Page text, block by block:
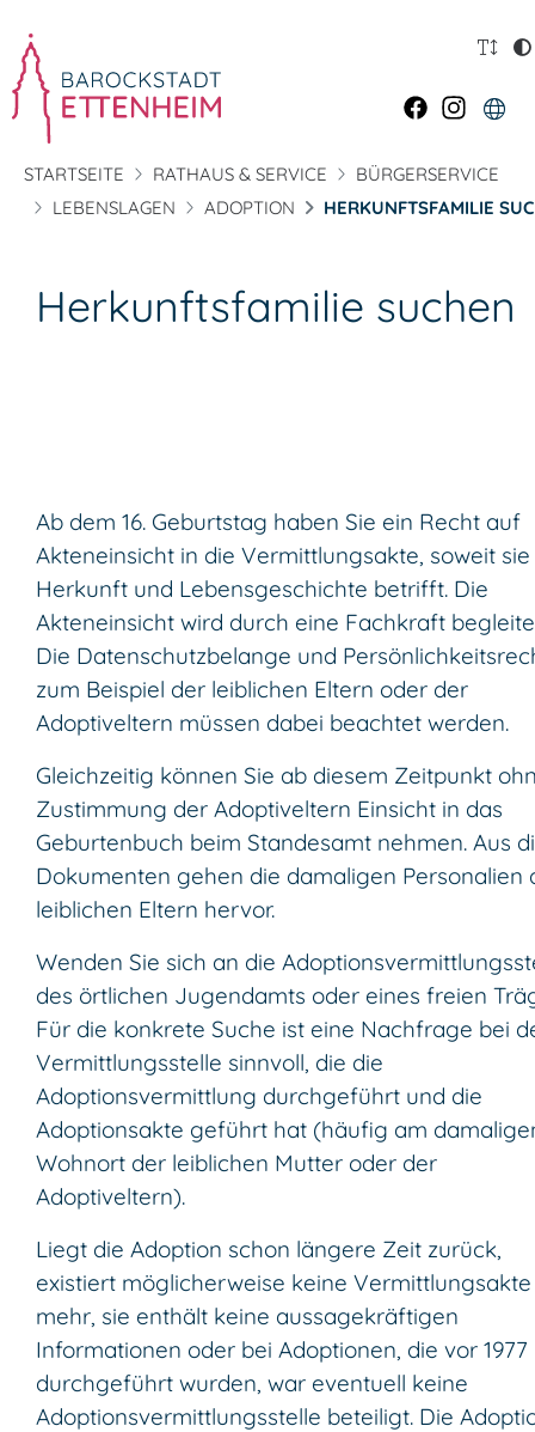
STARTSEITE RATHAUS & SERVICE
BÜRGERSERVICE
LEBENSLAGEN
ADOPTION HERKUNFTSFAMILIE
Herkunftsfamilie suchen
Ab dem 16. Geburtstag haben Sie ein Recht auf
Akteneinsicht in die Vermittlungsakte, soweit
Herkunft und Lebensgeschichte betrifft. Die
Akteneinsicht wird durch eine Fachkraft
Die Datenschutzbelange und
zum Beispiel der leiblichen Eltern oder der
Adoptiveltern müssen dabei beachtet werden.
Gleichzeitig können Sie ab diesem Zeitpunkt
Zustimmung der Adoptiveltern Einsicht in das
Geburtenbuch beim Standesamt nehmen. Aus
Dokumenten gehen die damaligen Personalien
leiblichen Eltern hervor.
Wenden Sie sich an die
des örtlichen Jugendamts oder eines freien
Für die konkrete Suche ist eine Nachfrage bei
Vermittlungsstelle sinnvoll, die die
Adoptionsvermittlung durchgeführt und die
Adoptionsakte geführt hat (häufig am
Wohnort der leiblichen Mutter oder der
Adoptiveltern).
Liegt die Adoption schon längere Zeit zurück,
existiert möglicherweise keine Vermittlungsakte
mehr, sie enthält keine aussagekräftigen
Informationen oder bei Adoptionen, die vor 1977
durchgeführt wurden, war eventuell keine
Adoptionsvermittlungsstelle beteiligt. Die